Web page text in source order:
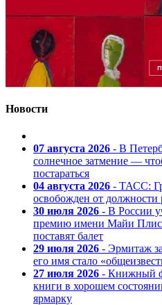
Новости
07 августа 2026 - В
солнечное затмение —
постараться
04 августа 2026 - ТАСС:
освобожден от
30 июля 2026 - В России
премию имени Майи
поставят балет
29 июля 2026 - Эрмитаж
его имя стало
27 июля 2026 - Книжный
книги в хорошем
ярмарку